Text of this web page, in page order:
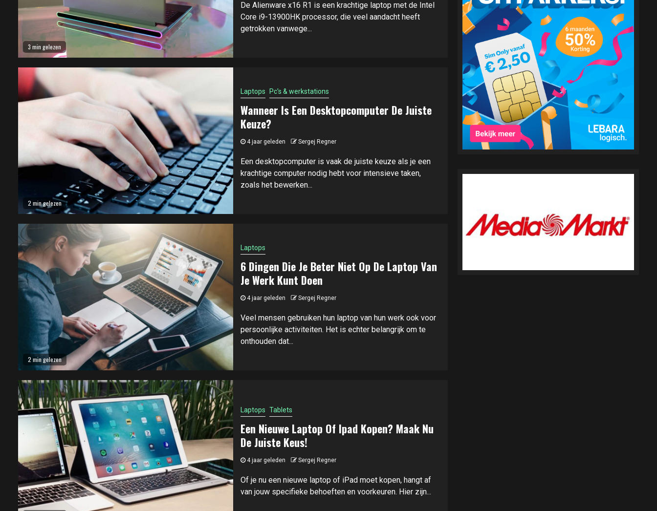
3 min gelezen
De Alienware x16 R1 is een krachtige laptop met de Intel
Core i9-13900HK processor, die veel aandacht heeft
getrokken vanwege...
2 min gelezen
Laptops Pc's & werkstations
Wanneer Is Een Desktopcomputer De Juiste
Keuze?
4 jaar geleden Sergej Regner
Een desktopcomputer is vaak de juiste keuze als je een
krachtige computer nodig hebt voor intensieve taken,
zoals het bewerken...
2 min gelezen
Laptops
6 Dingen Die Je Beter Niet Op De Laptop Van
Je Werk Kunt Doen
4 jaar geleden Sergej Regner
Veel mensen gebruiken hun laptop van hun werk ook voor
persoonlijke activiteiten. Het is echter belangrijk om te
onthouden dat...
Laptops Tablets
Een Nieuwe Laptop Of Ipad Kopen? Maak Nu
De Juiste Keus!
4 jaar geleden Sergej Regner
Of je nu een nieuwe laptop of iPad moet kopen, hangt af
van jouw specifieke behoeften en voorkeuren. Hier zijn...